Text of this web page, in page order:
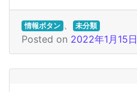
情報ボタン 、 未分類
Posted on 2022年1月15日